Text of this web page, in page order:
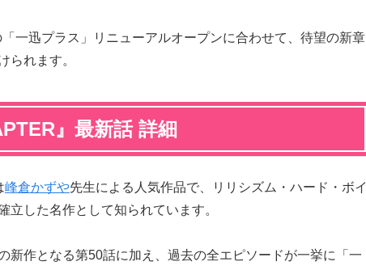
一迅プラス」リニューアルオープンに合わせて、待望の新章
られます。
』最新話 詳細
峰倉かずや先生による人気作品で、リリシズム・ハード・ボイ
立した名作として知られています。
新作となる第50話に加え、過去の全エピソードが一挙に「一